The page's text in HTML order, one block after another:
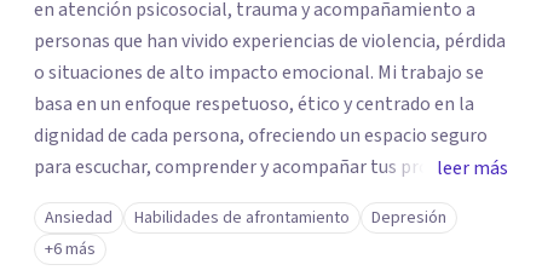
en atención psicosocial, trauma y acompañamiento a
personas que han vivido experiencias de violencia, pérdida
o situaciones de alto impacto emocional. Mi trabajo se
basa en un enfoque respetuoso, ético y centrado en la
dignidad de cada persona, ofreciendo un espacio seguro
para escuchar, comprender y acompañar tus procesos
emocionales a tu propio ritmo. Creo firmemente en la
importancia de construir juntos herramientas que
fortalezcan el bienestar, la autonomía y el sentido de
leer más
Ansiedad Habilidades de afrontamiento
Depresión
+6 más